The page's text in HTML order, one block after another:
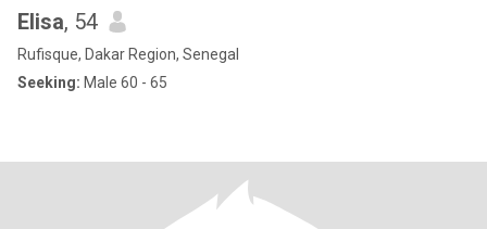
Elisa, 54
Rufisque, Dakar Region, Senegal
Seeking: Male 60 - 65